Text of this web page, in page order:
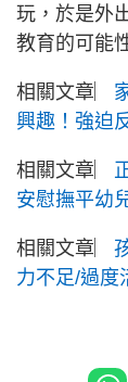
玩，於是外
教育的可能
相關文章︳
興趣！強迫
相關文章︳
安慰撫平幼
相關文章︳
力不足/過度